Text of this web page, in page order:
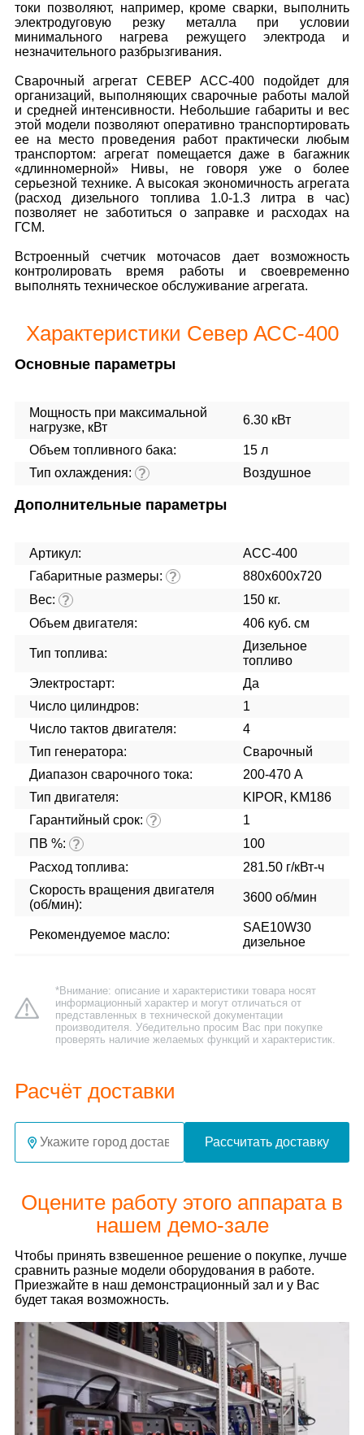
токи позволяют, например, кроме сварки, выполнить
электродуговую резку металла при условии
минимального нагрева режущего электрода и
незначительного разбрызгивания.
Сварочный агрегат СЕВЕР АСС-400 подойдет для
организаций, выполняющих сварочные работы малой
и средней интенсивности. Небольшие габариты и вес
этой модели позволяют оперативно транспортировать
ее на место проведения работ практически любым
транспортом: агрегат помещается даже в багажник
«длинномерной» Нивы, не говоря уже о более
серьезной технике. А высокая экономичность агрегата
(расход дизельного топлива 1.0-1.3 литра в час)
позволяет не заботиться о заправке и расходах на
ГСМ.
Встроенный счетчик моточасов дает возможность
контролировать время работы и своевременно
выполнять техническое обслуживание агрегата.
Характеристики Север АСС-400
Основные параметры
Мощность при максимальной
нагрузке, кВт
6.30 кВт
Объем топливного бака:
15 л
Тип охлаждения: ? Воздушное
Дополнительные параметры
Артикул:
АСС-400
Габаритные размеры: ?
880х600х720
Вес: ?
150 кг.
Объем двигателя:
406 куб. см
Тип топлива:
Дизельное
топливо
Электростарт:
Да
Число цилиндров:
1
Число тактов двигателя:
4
Тип генератора:
Сварочный
Диапазон сварочного тока:
200-470 А
Тип двигателя:
KIPOR, KM186
Гарантийный срок: ?
1
ПВ %: ?
100
Расход топлива:
281.50 г/кВт-ч
Скорость вращения двигателя
(об/мин):
3600 об/мин
Рекомендуемое масло:
SAE10W30
дизельное
*Внимание: описание и характеристики товара носят
информационный характер и могут отличаться от
представленных в технической документации
производителя. Убедительно просим Вас при покупке
проверять наличие желаемых функций и характеристик.
Расчёт доставки
Рассчитать доставку
Оцените работу этого аппарата в
нашем демо-зале
Чтобы принять взвешенное решение о покупке, лучше
сравнить разные модели оборудования в работе.
Приезжайте в наш демонстрационный зал и у Вас
будет такая возможность.